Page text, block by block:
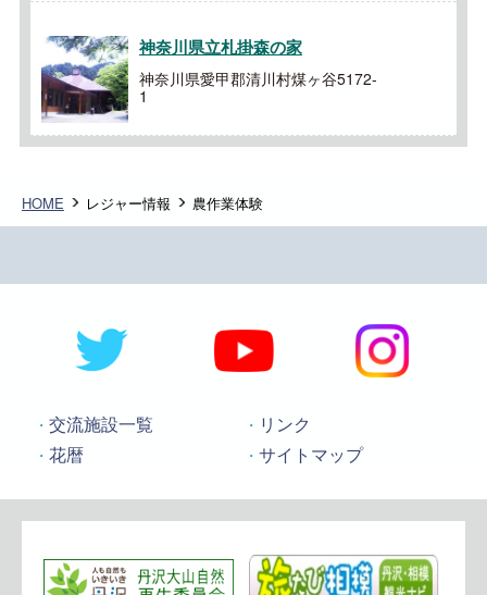
神奈川県立札掛森の家
神奈川県愛甲郡清川村煤ヶ谷5172-
1
HOME レジャー情報 農作業体験
交流施設一覧
リンク
花暦
サイトマップ